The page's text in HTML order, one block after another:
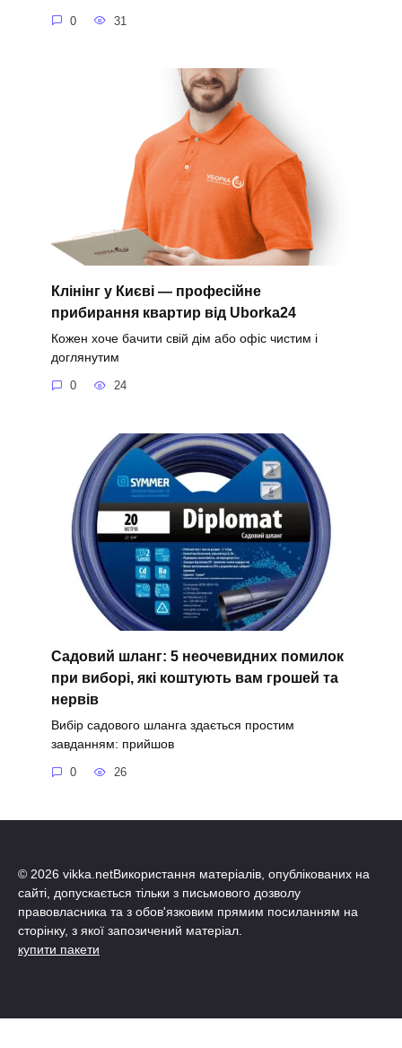
0 31
Клінінг у Києві — професійне
прибирання квартир від Uborka24
Кожен хоче бачити свій дім або офіс чистим і
доглянутим
0 24
Садовий шланг: 5 неочевидних помилок
при виборі, які коштують вам грошей та
нервів
Вибір садового шланга здається простим
завданням: прийшов
0 26
© 2026 vikka.netВикористання матеріалів, опублікованих на
сайті, допускається тільки з письмового дозволу
правовласника та з обов'язковим прямим посиланням на
сторінку, з якої запозичений матеріал.
купити пакети